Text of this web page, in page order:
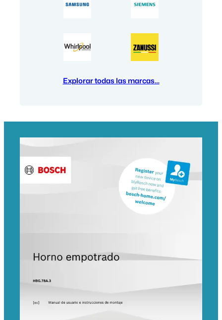
Explorar todas las marcas…